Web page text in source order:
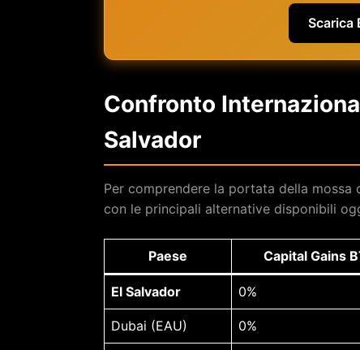
Scarica
Confronto
Salvador
Per comprendere la portata della
con le principali alternative disponibili
Paese Capital Gains
El Salvador 0%
Dubai (EAU) 0%